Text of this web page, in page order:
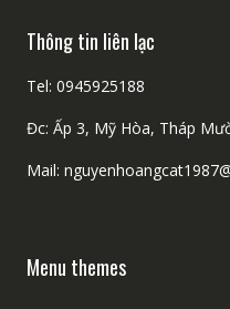
Thông tin liên lạc
Tel: 0945925188
Đc: Ấp 3, Mỹ Hòa, Tháp
Mail:
Menu themes